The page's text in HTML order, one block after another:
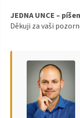
JEDNA UNCE –
Děkuji za vaši